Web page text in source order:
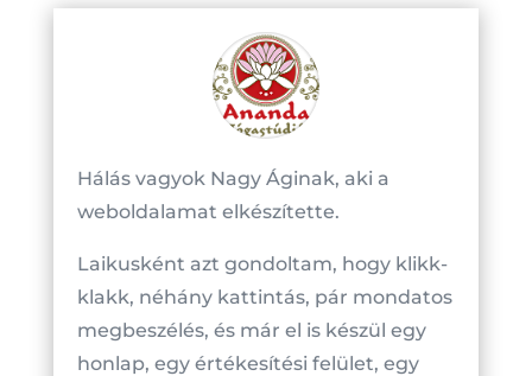
Hálás vagyok Nagy Áginak, aki a
weboldalamat elkészítette.
Laikusként azt gondoltam, hogy klikk-
klakk, néhány kattintás, pár mondatos
megbeszélés, és már el is készül egy
honlap, egy értékesítési felület, egy